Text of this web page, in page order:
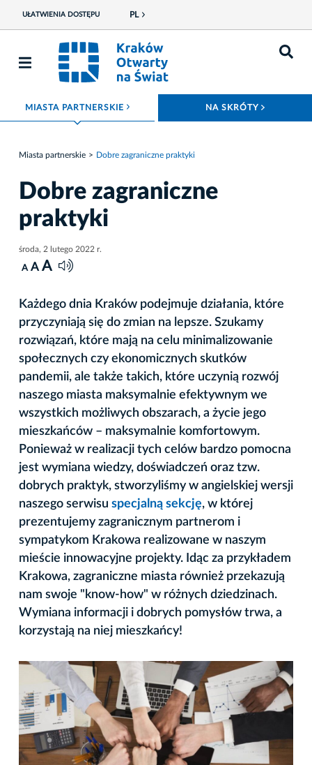
UŁATWIENIA DOSTĘPU PL
MIASTA PARTNERSKIE ROZWIŃ MENU NA SKRÓTY
Miasta partnerskie Dobre zagraniczne praktyki
Dobre zagraniczne
praktyki
środa, 2 lutego 2022 r.
A A A
Każdego dnia Kraków podejmuje działania, które
przyczyniają się do zmian na lepsze. Szukamy
rozwiązań, które mają na celu minimalizowanie
społecznych czy ekonomicznych skutków
pandemii, ale także takich, które uczynią rozwój
naszego miasta maksymalnie efektywnym we
wszystkich możliwych obszarach, a życie jego
mieszkańców – maksymalnie komfortowym.
Ponieważ w realizacji tych celów bardzo pomocna
jest wymiana wiedzy, doświadczeń oraz tzw.
dobrych praktyk, stworzyliśmy w angielskiej wersji
naszego serwisu specjalną sekcję, w której
prezentujemy zagranicznym partnerom i
sympatykom Krakowa realizowane w naszym
mieście innowacyjne projekty. Idąc za przykładem
Krakowa, zagraniczne miasta również przekazują
nam swoje "know-how" w różnych dziedzinach.
Wymiana informacji i dobrych pomysłów trwa, a
korzystają na niej mieszkańcy!